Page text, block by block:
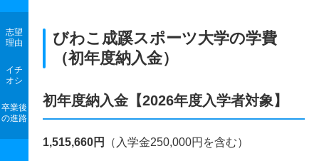
志望
理由
イチ
オシ
卒業後
の進路
びわこ成蹊スポーツ大学の学費
（初年度納入金）
初年度納入金【2026年度入学者対象】
1,515,660円 （入学金250,000円を含む）